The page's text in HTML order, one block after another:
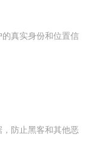
真实身份和位置信
防止黑客和其他恶